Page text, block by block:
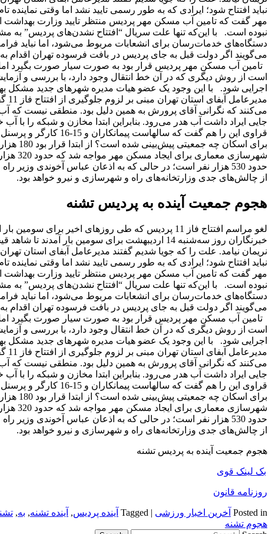
نباید افتتاح شود؛ ایرادی که به طور رسمی تایید نشد اما وقتی
مهر گفت که تامین آب مسکن مهر پردیس منتظر تایید وزارت
نبوده است. با این‌که تنها علت سریال “افتتاح نشدن‌های پردیس”
دستگاه‌های خدمات‌رسان برای انشعابات مربوط می‌شود، اما نباید
می‌گویند اگر دولت قبل به جای پردیس در بافت فرسوده تهران
تامین آب مسکن مهر پردیس قرار بود به صورت سیار صورت بگیرد
است از روش دیگری که در آن خط انتقال وجود دارد، با بررسی و
اجرایی شود. با این وجود یک عضو هیات مدیره شهرهای جدید مشکل
می‌کنند که نگرانی آقای پرورش به همین دلیل بود. منطقی نیست که
جایی ایراد داشت آب هدر می‌رود. بنابراین ابتدا مخازن و شبکه را
قراوی این را هم گفت
برای
از چالش‌های جدی وزارتخانه‌های راه و شهرسازی و نیرو خواهد بود.
هجوم جمعیت آینده به پردیس تشنه
لغو مراسم افتتاح فاز 11 پردیس که طی روزهای اخیر
خبرنگاران روز سه‌شنبه 14 اردیبهشت برای سومین
نریمان نیامد. علت را که جویا شدیم گفتند مدیرعامل آبفای استان
نباید افتتاح شود؛ ایرادی که به طور رسمی تایید نشد اما وقتی
مهر گفت که تامین آب مسکن مهر پردیس منتظر تایید وزارت
نبوده است. با این‌که تنها علت سریال “افتتاح نشدن‌های پردیس”
دستگاه‌های خدمات‌رسان برای انشعابات مربوط می‌شود، اما نباید
می‌گویند اگر دولت قبل به جای پردیس در بافت فرسوده تهران
تامین آب مسکن مهر پردیس قرار بود به صورت سیار صورت بگیرد
است از روش دیگری که در آن خط انتقال وجود دارد، با بررسی و
اجرایی شود. با این وجود یک عضو هیات مدیره شهرهای جدید مشکل
می‌کنند که نگرانی آقای پرورش به همین دلیل بود. منطقی نیست که
جایی ایراد داشت آب هدر می‌رود. بنابراین ابتدا مخازن و شبکه را
قراوی این را هم گفت
برای
از چالش‌های جدی وزارتخانه‌های راه و شهرسازی و نیرو خواهد بود.
هجوم جمعیت آینده به پردیس تشنه
بک لینک قوی
روزنامه قانون
Posted in آخرین اخبار ورزشی |
Tagged آینده پردیس, آینده تشنه, به,
هجوم تشنه